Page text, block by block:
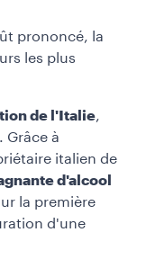
prononcé, la
les plus
de l'Italie,
Grâce à
italien de
d'alcool
la première
d'une